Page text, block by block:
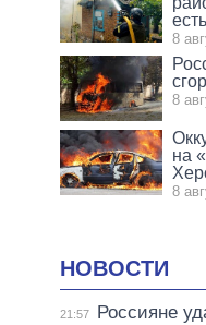
8
8
на
8
НОВОСТИ
21:57
Россияне